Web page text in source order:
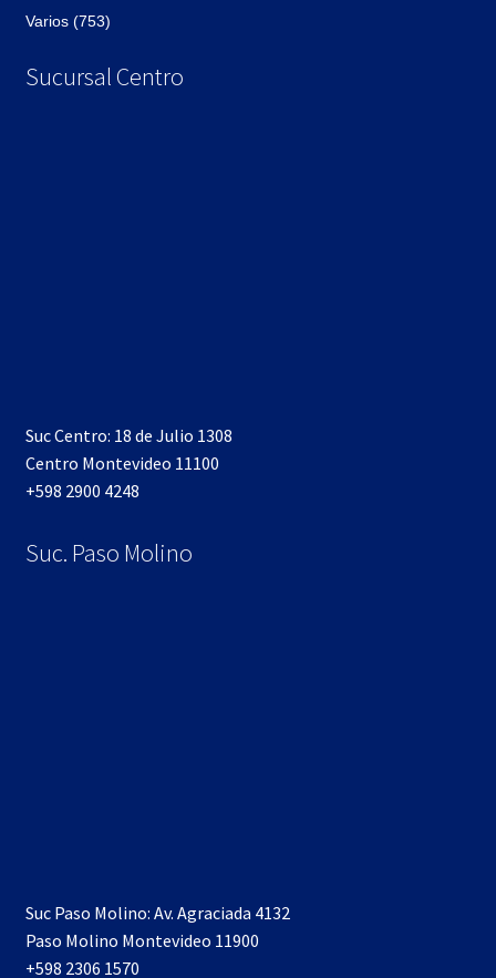
Varios (753)
Sucursal Centro
Suc Centro: 18 de Julio 1308
Centro Montevideo 11100
+598 2900 4248
Suc. Paso Molino
Suc Paso Molino: Av. Agraciada 4132
Paso Molino Montevideo 11900
+598 2306 1570